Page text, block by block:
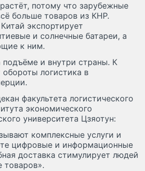
потому что зарубежные
больше товаров из КНР.
экспортирует
и солнечные батареи, а
к ним.
подъёме и внутри страны. К
логистика в
факультета логистического
экономического
университета Цзяотун:
комплексные услуги и
цифровые и информационные
доставка стимулирует людей
товаров».